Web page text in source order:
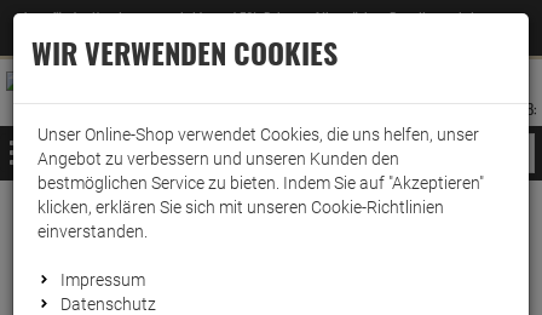
Jetzt für den Newsletter entscheiden und 5% Rabatt auf Ihre nächste Bestellung erhalten
–Zum Newsletter
ANMELDEN
AUFKLAPPEN
MERKZETTEL
WARENKORB:
MENÜ
Echte
WIR VERWENDEN COOKIES
Unser Online-Shop verwendet Cookies, die uns helfen, unser
Angebot zu verbessern und unseren Kunden den
bestmöglichen Service zu bieten. Indem Sie auf "Akzeptieren"
klicken, erklären Sie sich mit unseren Cookie-Richtlinien
einverstanden.
Impressum
Datenschutz